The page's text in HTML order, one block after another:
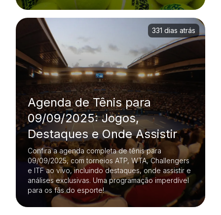
Agenda de Tênis para
09/09/2025: Jogos,
Destaques e Onde Assistir
Confira a agenda completa de tênis para
09/09/2025, com torneios ATP, WTA, Challengers
e ITF ao vivo, incluindo destaques, onde assistir e
análises exclusivas. Uma programação imperdível
para os fãs do esporte!
331 dias atrás